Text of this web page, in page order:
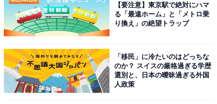
【要注意】東京駅で絶対にハマ
る「最遠ホーム」と「メトロ乗
り換え」の絶望トラップ
「移民」に冷たいのはどっちな
のか？ スイスの厳格過ぎる学歴
選別と、日本の曖昧過ぎる外国
人政策